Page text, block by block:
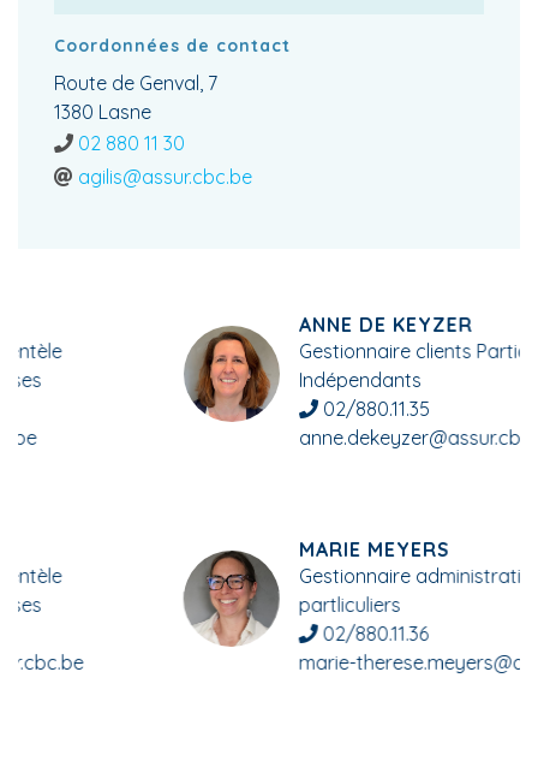
Coordonnées de contact
Route de Genval, 7
1380 Lasne
02 880 11 30
agilis@assur.cbc.be
ANNE DE KEYZER
Gestionnaire clients Particuliers et
Indépendants
02/880.11.35
anne.dekeyzer@assur.cbc.be
MARIE MEYERS
Gestionnaire administrative et clients
partliculiers
02/880.11.36
marie-therese.meyers@assur.cbc.be